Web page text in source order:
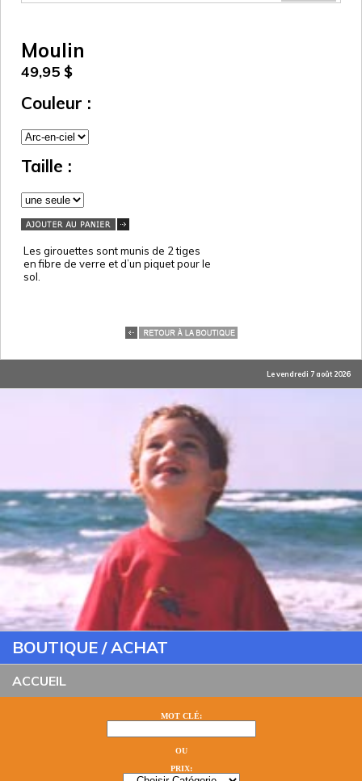
Moulin
49,95 $
Couleur :
Taille :
Les girouettes sont munis de 2 tiges
en fibre de verre et d’un piquet pour le
sol.
Le vendredi 7 août 2026
BOUTIQUE / ACHAT
ACCUEIL
MOT CLÉ:
OU
PRIX: